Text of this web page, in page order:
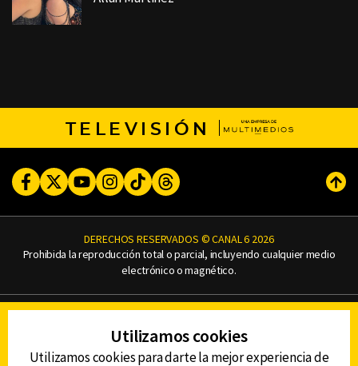
TELEVISIÓN
FacebookTwitterYoutubeInstagram
TikTokThreads
DERECHOS RESERVADOS © CANAL 6 2026
Prohibida la reproducción total o parcial, incluyendo cualquier medio
electrónico o magnético.
AVISO DE PRIVACIDAD
AVISO LEGAL
DEFENSORÍA DE LAS AUDIENCIAS
Utilizamos cookies
Utilizamos cookies para darte la mejor experiencia de